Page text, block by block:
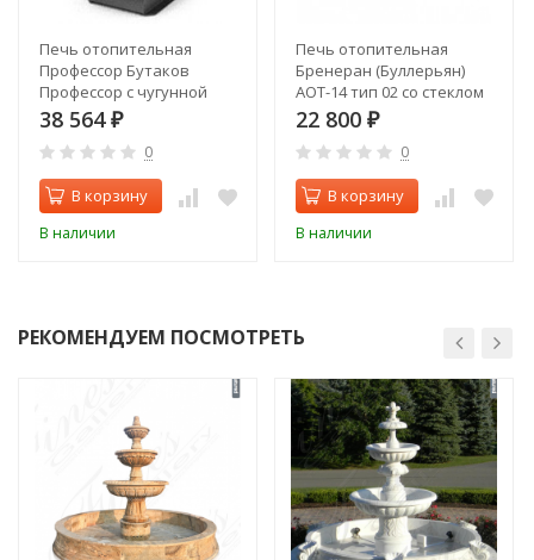
Печь отопительная
Профессор Бутаков
Профессор с чугунной
дверцей и стеклом
38 564 ₽
0
В корзину
В наличии
Печь отопительная
Бренеран (Буллерьян)
АОТ-14 тип 02 со стеклом
22 800 ₽
0
В корзину
В наличии
РЕКОМЕНДУЕМ ПОСМОТРЕТЬ